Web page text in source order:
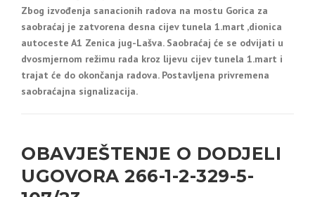
Zbog izvođenja sanacionih radova na mostu Gorica za
saobraćaj je zatvorena desna cijev tunela 1.mart ,dionica
autoceste A1 Zenica jug-Lašva. Saobraćaj će se odvijati u
dvosmjernom režimu rada kroz lijevu cijev tunela 1.mart i
trajat će do okončanja radova. Postavljena privremena
saobraćajna signalizacija.
OBAVJEŠTENJE O DODJELI
UGOVORA 266-1-2-329-5-